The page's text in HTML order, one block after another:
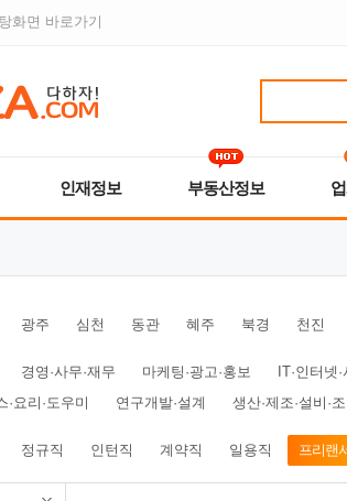
화면 바로가기
인재정보 부동산정보
광주 심천 동관 혜주 북경 천진
경영·사무·재무 마케팅·광고·홍보 IT·인터넷
·요리·도우미
연구개발·설계 생산·제조·설비·
정규직 인턴직 계약직 일용직 프리랜